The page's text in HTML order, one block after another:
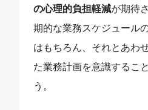
の心理的負担軽減が期待
期的な業務スケジュール
はもちろん、それとあわ
た業務計画を意識するこ
う。